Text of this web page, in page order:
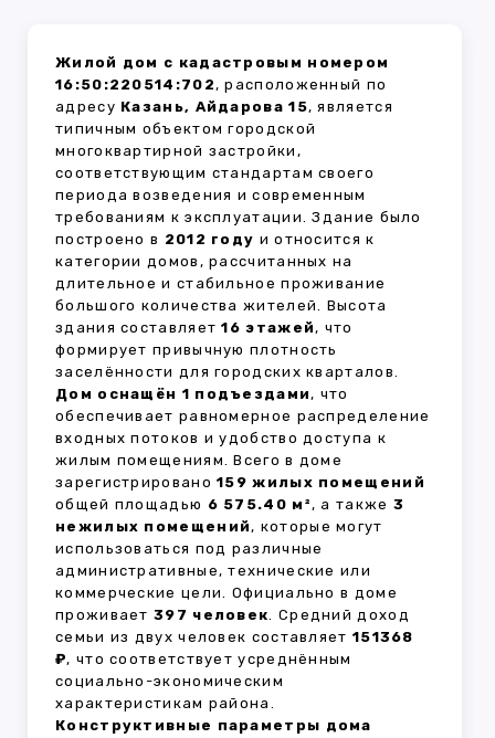
Жилой дом с кадастровым номером
16:50:220514:702, расположенный по
адресу Казань, Айдарова 15, является
типичным объектом городской
многоквартирной застройки,
соответствующим стандартам своего
периода возведения и современным
требованиям к эксплуатации. Здание было
построено в 2012 году и относится к
категории домов, рассчитанных на
длительное и стабильное проживание
большого количества жителей. Высота
здания составляет16 этажей, что
формирует привычную плотность
заселённости для городских кварталов.
Дом оснащён 1 подъездами, что
обеспечивает равномерное распределение
входных потоков и удобство доступа к
жилым помещениям. Всего в доме
зарегистрировано159 жилых помещений
общей площадью 6 575.40 м², а также 3
нежилых помещений, которые могут
использоваться под различные
административные, технические или
коммерческие цели. Официально в доме
проживает 397 человек. Средний доход
семьи из двух человек составляет 151368
₽, что соответствует усреднённым
социально-экономическим
характеристикам района.
Конструктивные параметры дома